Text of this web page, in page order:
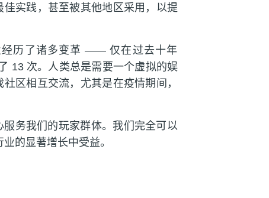
实践，甚至被其他地区采用，以提
经历了诸多变革 —— 仅在过去十年
13 次。人类总是需要一个虚拟的娱
区相互交流，尤其是在疫情期间，
务我们的玩家群体。我们完全可以
的显著增长中受益。